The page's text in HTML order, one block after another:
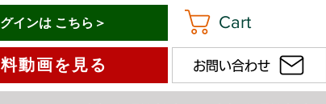
グインはこちら→
インは こちら＞
動画を見る
Cart
お問い合わせ